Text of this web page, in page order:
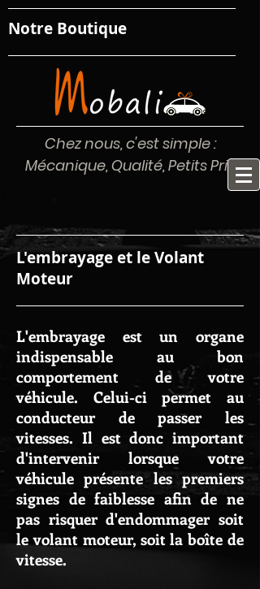
Notre Boutique
Chez nous, c'est simple :
Mécanique, Qualité, Petits Prix
L'embrayage et le Volant
Moteur
L'embrayage est un organe
indispensable au bon
comportement de votre
véhicule. Celui-ci permet au
conducteur de passer les
vitesses. Il est donc important
d'intervenir lorsque votre
véhicule présente les premiers
signes de faiblesse afin de ne
pas risquer d'endommager soit
le volant moteur, soit la boîte de
vitesse.